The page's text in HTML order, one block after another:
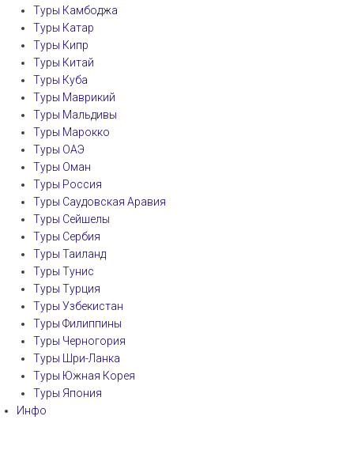
Туры Камбоджа
Туры Катар
Туры Кипр
Туры Китай
Туры Куба
Туры Маврикий
Туры Мальдивы
Туры Марокко
Туры ОАЭ
Туры Оман
Туры Россия
Туры Саудовская Аравия
Туры Сейшелы
Туры Сербия
Туры Таиланд
Туры Тунис
Туры Турция
Туры Узбекистан
Туры Филиппины
Туры Черногория
Туры Шри-Ланка
Туры Южная Корея
Туры Япония
Инфо